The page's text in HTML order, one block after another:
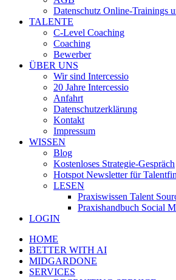
Datenschutz Online-Trainings
TALENTE
C-Level Coaching
Coaching
Bewerber
ÜBER UNS
Wir sind Intercessio
20 Jahre Intercessio
Anfahrt
Datenschutzerklärung
Kontakt
Impressum
WISSEN
Blog
Kostenloses Strategie-Gespräch
Hotspot Newsletter für
LESEN
Praxiswissen Talent
Praxishandbuch Social
LOGIN
HOME
BETTER WITH AI
MIDGARDONE
SERVICES